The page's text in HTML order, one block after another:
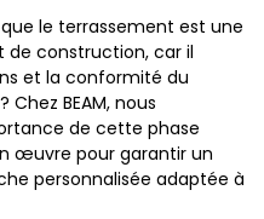
le terrassement est une
construction, car il
et la conformité du
BEAM, nous
de cette phase
œuvre pour garantir un
personnalisée adaptée à